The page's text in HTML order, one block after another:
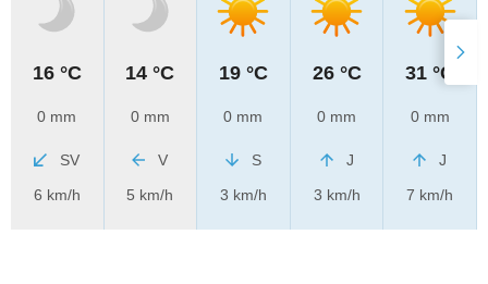
16 °C
0 mm
SV
6 km/h
14 °C
0 mm
V
5 km/h
19 °C
0 mm
S
3 km/h
26 °C
0 mm
J
3 km/h
31 °C
0 mm
J
7 km/h